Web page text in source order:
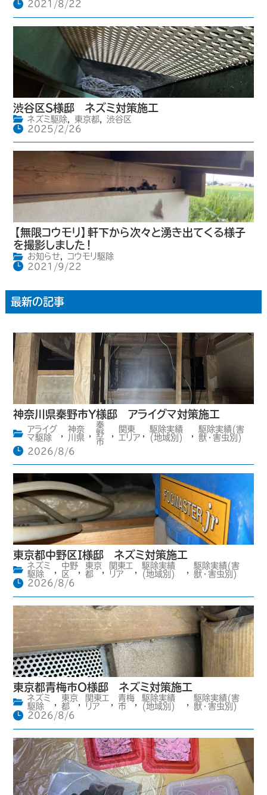
2021/8/22
渋谷区S様邸 ネズミ対策施工
ネズミ駆除, 東京都,
渋谷区
2025/2/26
【無限コウモリ】軒下から次々と湧き出てくる様子
を撮影しました！
お知らせ,
コウモリ駆除
2021/9/22
最新の記事
神奈川県秦野市Y様邸 アライグマ対策施工
アライグ
マ駆除
,
神奈
川県 ,
秦
野
市
,
関東
エリア ,
駆除実績
(地域別)
,
駆除実績(害
獣・害虫別)
2026/8/6
東京都中野区I様邸 ネズミ対策施工
ネズミ
駆除
,
中野
区
,
東京
都
,
関東エ
リア
,
駆除実績
(地域別)
,
駆除実績(害
獣・害虫別)
2026/8/6
東京都青梅市O様邸 ネズミ対策施工
ネズミ
駆除
,
東京
都
,
関東エ
リア
,
青梅
市
,
駆除実績
(地域別)
,
駆除実績(害
獣・害虫別)
2026/8/6